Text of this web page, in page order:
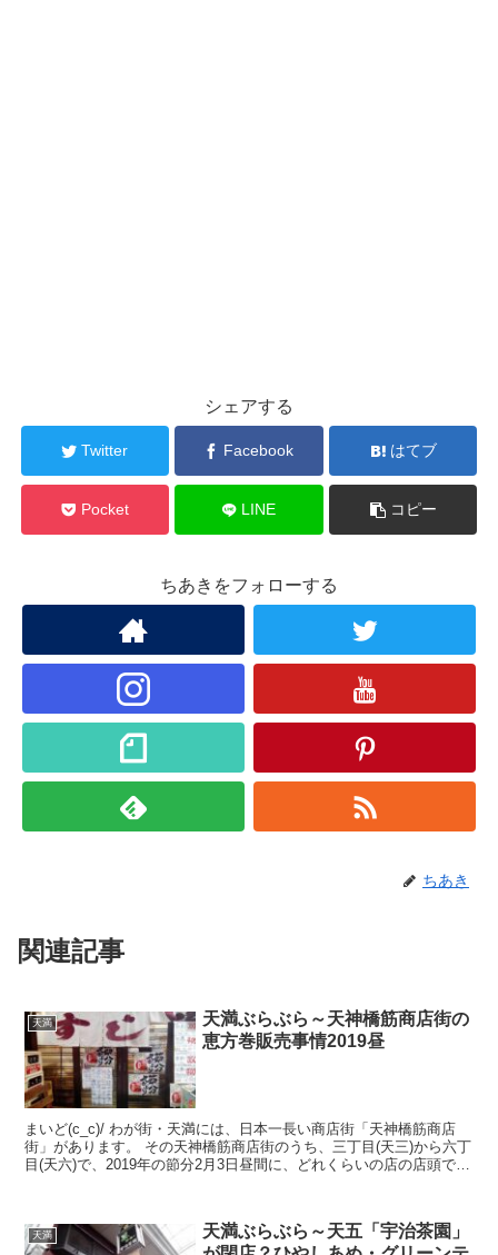
シェアする
Twitter Facebook はてブ
Pocket LINE コピー
ちあきをフォローする
ちあき
関連記事
天満
天満ぶらぶら～天神橋筋商店街の
恵方巻販売事情2019昼
まいど(c_c)/ わが街・天満には、日本一長い商店街「天神橋筋商店
街」があります。 その天神橋筋商店街のうち、三丁目(天三)から六丁
目(天六)で、2019年の節分2月3日昼間に、どれくらいの店の店頭で恵
天満
天満ぶらぶら～天五「宇治茶園」